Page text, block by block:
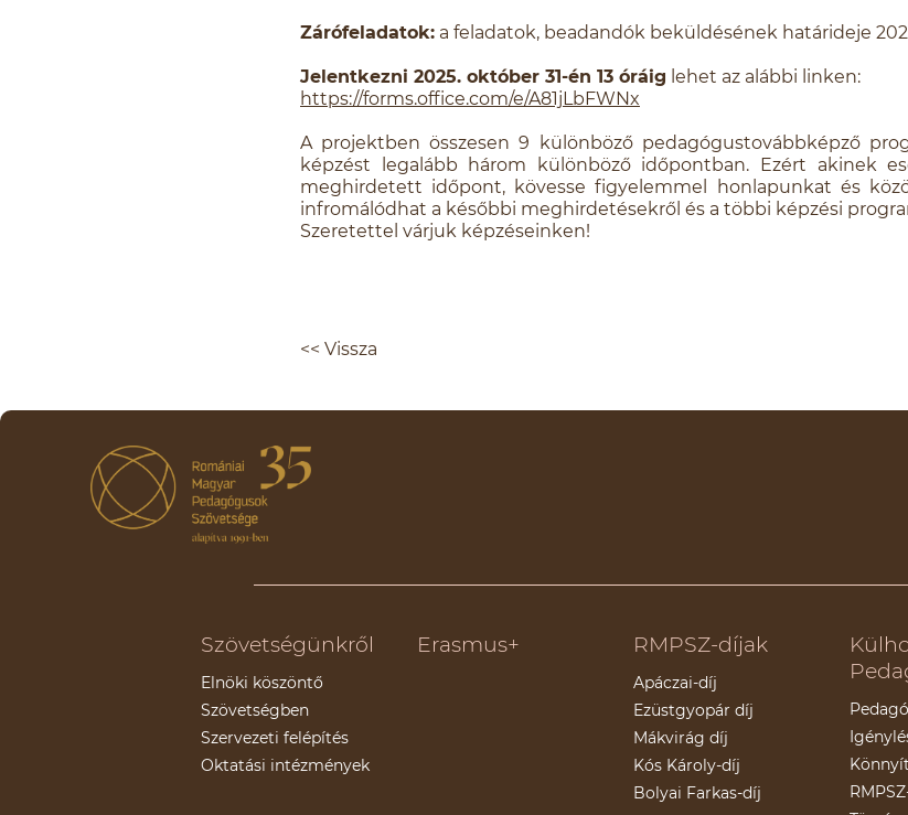
Zárófeladatok: a feladatok, beadandók beküldésének határideje
Jelentkezni 2025. október 31-én 13 óráig lehet az alábbi linken:
https://forms.office.com/e/A81jLbFWNx
A projektben összesen 9 különböző pedagógustovábbképző
képzést legalább három különböző időpontban. Ezért akinek
meghirdetett időpont, kövesse figyelemmel honlapunkat és
infromálódhat a későbbi meghirdetésekről és a többi képzési
Szeretettel várjuk képzéseinken!
<< Vissza
Szövetségünkről
Elnöki köszöntő
Szövetségben
Szervezeti felépítés
Oktatási intézmények
Erasmus+ RMPSZ-díjak
Apáczai-díj
Ezüstgyopár díj
Mákvirág díj
Kós Károly-díj
Bolyai Farkas-díj